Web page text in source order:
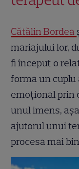
Cătălin Bordea
mariajului lor,
fi început o
forma un cuplu
emoțional prin
unul imens,
ajutorul unui
procesa mai